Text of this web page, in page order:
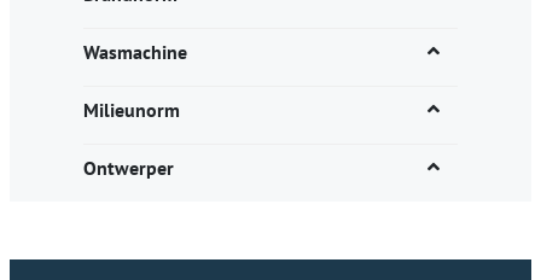
Wasmachine
Milieunorm
Ontwerper